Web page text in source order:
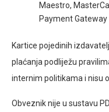
Maestro,
Payment Gateway
Kartice pojedinih
plaćanja podliježu
internim politikama i nisu
Obveznik nije u sustavu